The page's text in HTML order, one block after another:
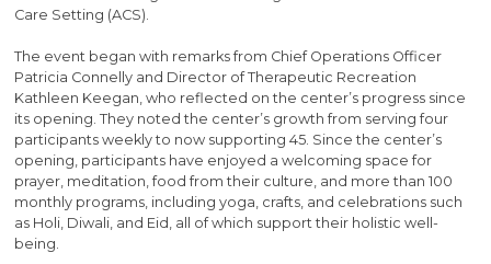
Care Setting (ACS).
The event began with remarks from Chief Operations Officer
Patricia Connelly and Director of Therapeutic Recreation
Kathleen Keegan, who reflected on the center’s progress since
its opening. They noted the center’s growth from serving four
participants weekly to now supporting 45. Since the center’s
opening, participants have enjoyed a welcoming space for
prayer, meditation, food from their culture, and more than 100
monthly programs, including yoga, crafts, and celebrations such
as Holi, Diwali, and Eid, all of which support their holistic well-
being.